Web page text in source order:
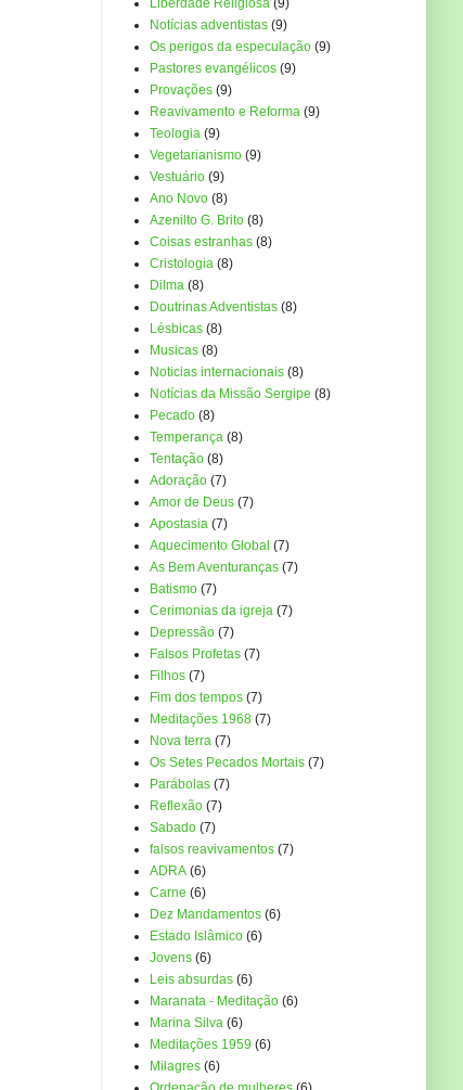
Liberdade Religiosa (9)
Notícias adventistas (9)
Os perigos da especulação (9)
Pastores evangélicos (9)
Provações (9)
Reavivamento e Reforma (9)
Teologia (9)
Vegetarianismo (9)
Vestuário (9)
Ano Novo (8)
Azenilto G. Brito (8)
Coisas estranhas (8)
Cristologia (8)
Dilma (8)
Doutrinas Adventistas (8)
Lésbicas (8)
Musicas (8)
Noticias internacionais (8)
Notícias da Missão Sergipe (8)
Pecado (8)
Temperança (8)
Tentação (8)
Adoração (7)
Amor de Deus (7)
Apostasia (7)
Aquecimento Global (7)
As Bem Aventuranças (7)
Batismo (7)
Cerimonias da igreja (7)
Depressão (7)
Falsos Profetas (7)
Filhos (7)
Fim dos tempos (7)
Meditações 1968 (7)
Nova terra (7)
Os Setes Pecados Mortais (7)
Parábolas (7)
Reflexão (7)
Sabado (7)
falsos reavivamentos (7)
ADRA (6)
Carne (6)
Dez Mandamentos (6)
Estado Islâmico (6)
Jovens (6)
Leis absurdas (6)
Maranata - Meditação (6)
Marina Silva (6)
Meditações 1959 (6)
Milagres (6)